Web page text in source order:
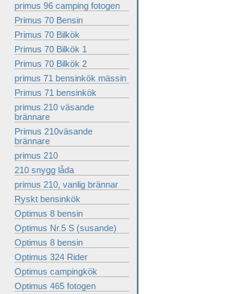
primus 96 camping fotogen
Primus 70 Bensin
Primus 70 Bilkök
Primus 70 Bilkök 1
Primus 70 Bilkök 2
primus 71 bensinkök mässin
Primus 71 bensinkök
primus 210 väsande
brännare
Primus 210väsande
brännare
primus 210
210 snygg låda
primus 210, vanlig brännar
Ryskt bensinkök
Optimus 8 bensin
Optimus Nr.5 S (susande)
Optimus 8 bensin
Optimus 324 Rider
Optimus campingkök
Optimus 465 fotogen